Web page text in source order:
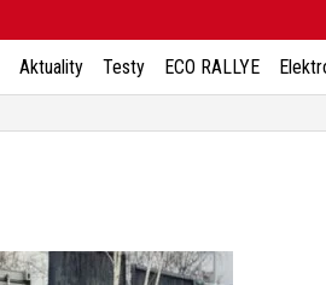
Aktuality Testy ECO RALLYE